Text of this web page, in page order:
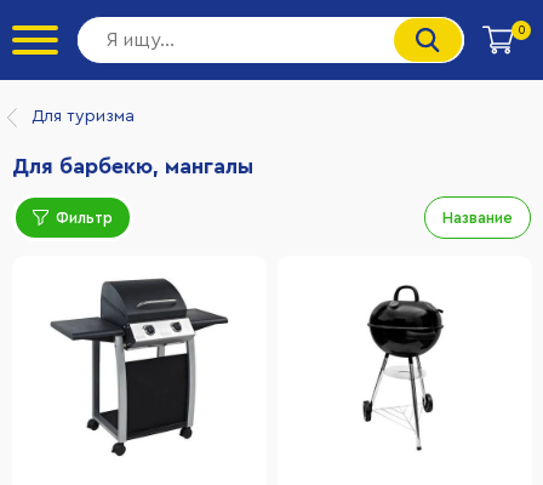
0
Для туризма
Для барбекю, мангалы
Фильтр Название